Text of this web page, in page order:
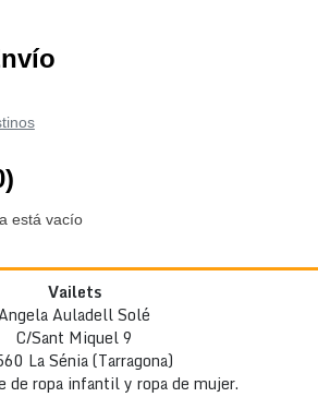
está vacío
Vailets
Auladell Solé
C/Sant Miquel 9
La Sénia (Tarragona)
de ropa infantil y ropa de mujer.